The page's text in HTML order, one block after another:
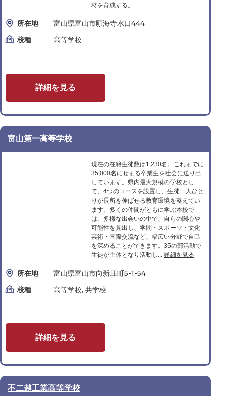
材を育成する。
所在地
富山県富山市願海寺水口444
校種
高等学校
詳細を見る
富山第一高等学校
現在の在籍生徒数は1,230名。これまでに
35,000名にせまる卒業生を社会に送り出
しています。県内最大規模の学校とし
て、4つのコースを設置し、生徒一人ひと
りが長所を伸ばせる教育環境を整えてい
ます。多くの仲間がともに学ぶ本校で
は、多様な出会いの中で、自らの関心や
可能性を見出し、学問・スポーツ・文化
芸術・国際交流など、幅広い分野で自己
を深めることができます。35の部活動で
生徒が主体となり活動し... 詳細を見る
所在地
富山県富山市向新庄町5-1-54
校種
高等学校, 共学校
詳細を見る
不二越工業高等学校